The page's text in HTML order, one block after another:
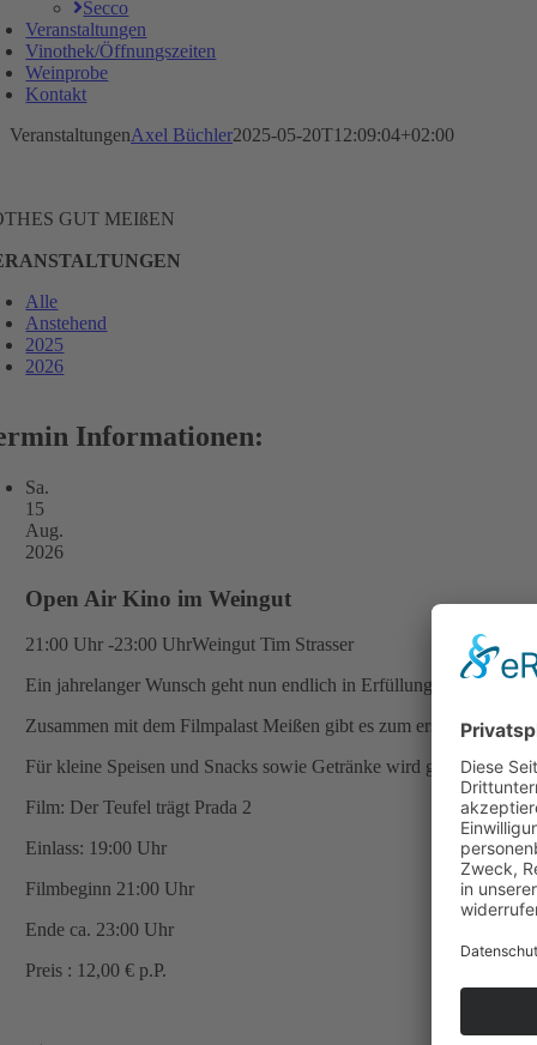
Secco
Veranstaltungen
Vinothek/Öffnungszeiten
Weinprobe
Kontakt
VeranstaltungenAxel Büchler2025-05-20T12:09:04+02:00
GUT MEIßEN
Alle
Anstehend
2025
2026
Informationen:
Sa.
15
Aug.
2026
Open Air Kino im Weingut
21:00 Uhr -23:00 UhrWeingut Tim Strasser
Ein jahrelanger Wunsch geht nun endlich in Erfüllung..
Zusammen mit dem Filmpalast Meißen gibt es zum ersten Mal ein
Für kleine Speisen und Snacks sowie Getränke wird gesorgt.
Film: Der Teufel trägt Prada 2
Einlass: 19:00 Uhr
Filmbeginn 21:00 Uhr
Ende ca. 23:00 Uhr
Preis : 12,00 € p.P.